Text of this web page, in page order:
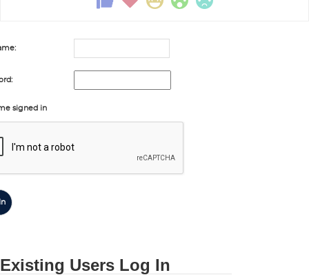
signed in
Existing Users Log In